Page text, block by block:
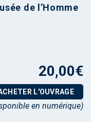
de l’Homme
20,00€
L'OUVRAGE
en numérique)